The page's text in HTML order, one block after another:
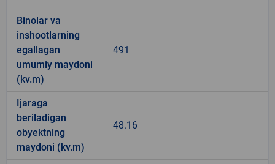
Binolar va
inshootlarning
egallagan
umumiy maydoni
(kv.m)
491
Ijaraga
beriladigan
obyektning
maydoni (kv.m)
48.16